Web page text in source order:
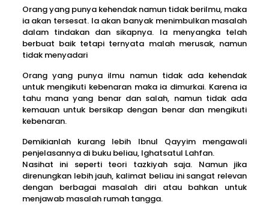
Orang yang punya kehendak namun tidak berilmu, maka
ia akan tersesat. Ia akan banyak menimbulkan masalah
dalam tindakan dan sikapnya. Ia menyangka telah
berbuat baik tetapi ternyata malah merusak, namun
tidak menyadari
Orang yang punya ilmu namun tidak ada kehendak
untuk mengikuti kebenaran maka ia dimurkai. Karena ia
tahu mana yang benar dan salah, namun tidak ada
kemauan untuk bersikap dengan benar dan mengikuti
kebenaran.
Demikianlah kurang lebih Ibnul Qayyim mengawali
penjelasannya di buku beliau, Ighatsatul Lahfan.
Nasihat ini seperti teori tazkiyah saja. Namun jika
direnungkan lebih jauh, kalimat beliau ini sangat relevan
dengan berbagai masalah diri atau bahkan untuk
menjawab masalah rumah tangga.